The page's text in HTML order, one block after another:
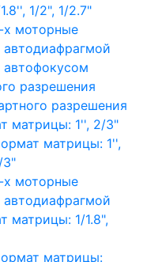
1/2", 1/2.7"
х моторные
автодиафрагмой
автофокусом
разрешения
разрешения
матрицы: 1'', 2/3"
матрицы: 1'',
3"
х моторные
автодиафрагмой
матрицы: 1/1.8",
матрицы: